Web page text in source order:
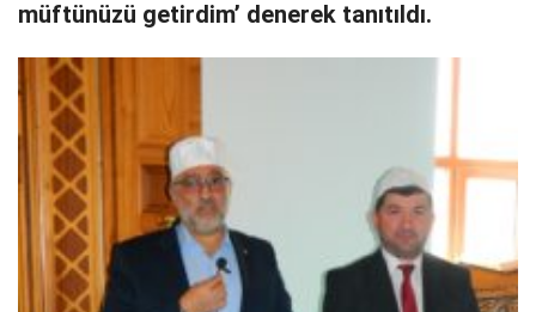
müftünüzü getirdim’ denerek tanıtıldı.